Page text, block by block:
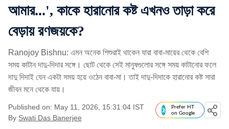
আমার...', কাকে হারানোর কষ্ট এখনও তাড়া করে
বেড়ায় রণজয়কে?
Ranojoy Bishnu: এমন অনেক শিশুরাই থাকেন যারা বাবা-মায়ের থেকে বেশি
সময় কাটান দাদু-দিদার সঙ্গে। ছোট থেকে সেই মানুষগুলোর সঙ্গে সময় কাটানোর ফলে
দাদু দিদাই যেন একটা সময় হয়ে ওঠেন বাবা-মা। তাই দাদু-দিদাকে হারানোর কষ্ট সারা
জীবন মনে থেকে যায়।
Published on: May 11, 2026, 15:31:04 IST
By Swati Das Banerjee
Prefer HT
on Google